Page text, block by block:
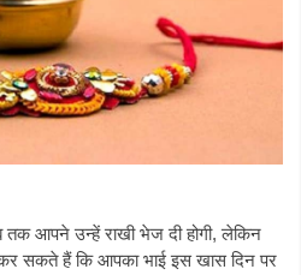
आपने उन्हें राखी भेज दी होगी, लेकिन
सकते हैं कि आपका भाई इस खास दिन पर